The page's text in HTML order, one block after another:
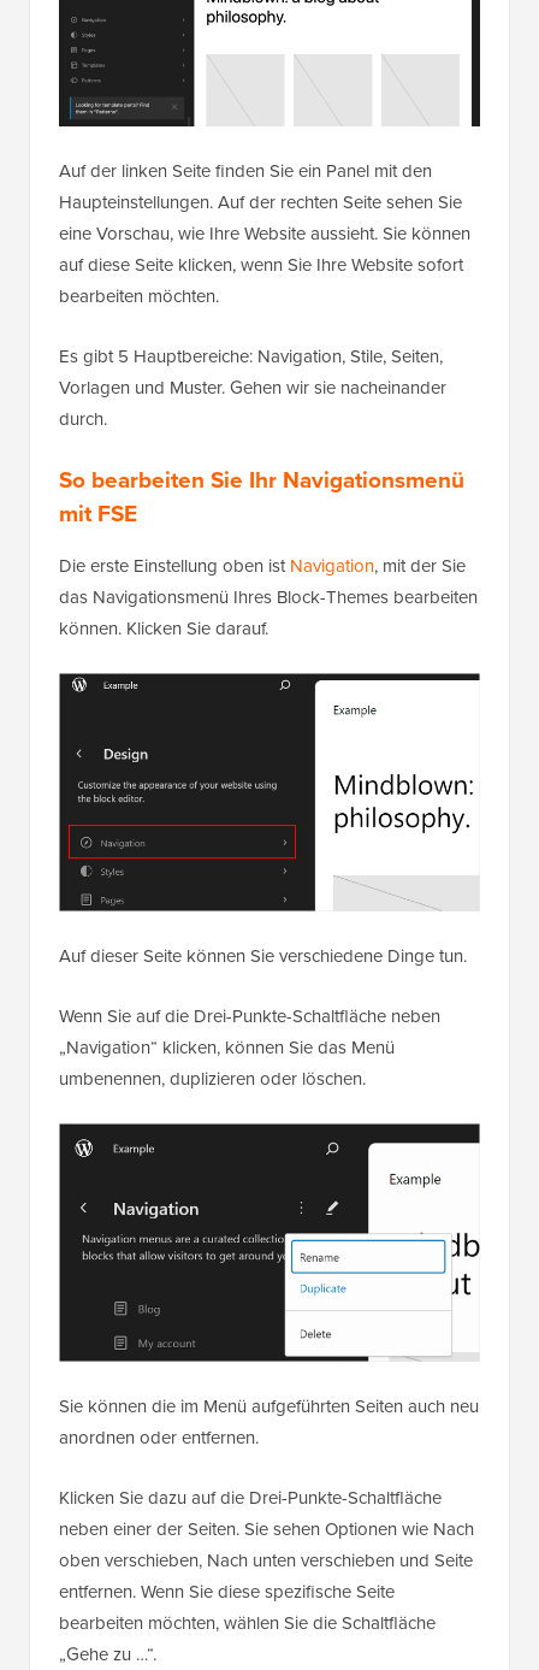
Auf der linken Seite finden Sie ein Panel mit den
Haupteinstellungen. Auf der rechten Seite sehen Sie
eine Vorschau, wie Ihre Website aussieht. Sie können
auf diese Seite klicken, wenn Sie Ihre Website sofort
bearbeiten möchten.
Es gibt 5 Hauptbereiche: Navigation, Stile, Seiten,
Vorlagen und Muster. Gehen wir sie nacheinander
durch.
So bearbeiten Sie Ihr Navigationsmenü
mit FSE
Die erste Einstellung oben istNavigation, mit der Sie
das Navigationsmenü Ihres Block-Themes bearbeiten
können. Klicken Sie darauf.
Auf dieser Seite können Sie verschiedene Dinge tun.
Wenn Sie auf die Drei-Punkte-Schaltfläche neben
„Navigation“ klicken, können Sie das Menü
umbenennen, duplizieren oder löschen.
Sie können die im Menü aufgeführten Seiten auch neu
anordnen oder entfernen.
Klicken Sie dazu auf die Drei-Punkte-Schaltfläche
neben einer der Seiten. Sie sehen Optionen wie Nach
oben verschieben, Nach unten verschieben und Seite
entfernen. Wenn Sie diese spezifische Seite
bearbeiten möchten, wählen Sie die Schaltfläche
„Gehe zu …“.